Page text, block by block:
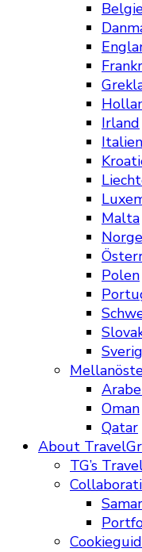
Irland
Italien
Malta
Norge
Polen
Oman
Qatar
About
TG’s